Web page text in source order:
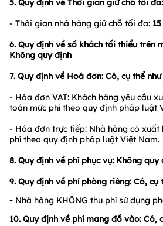
5. Quy định về Thời gian giữ chỗ tối
- Thời gian nhà hàng giữ chỗ tối đa:
6. Quy định về số khách tối thiểu trên
Không quy định
7. Quy định về Hoá đơn: Có, cụ thể như
- Hóa đơn VAT: Khách hàng yêu cầu
toán mức phí theo quy định pháp luật
- Hóa đơn trực tiếp: Nhà hàng có xuất
phí theo quy định pháp luật Việt Nam.
8. Quy định về phí phục vụ: Không quy
9. Quy định về phí phòng riêng: Có, cụ
- Nhà hàng KHÔNG thu phí sử dụng
10. Quy định về phí mang đồ vào: Có,